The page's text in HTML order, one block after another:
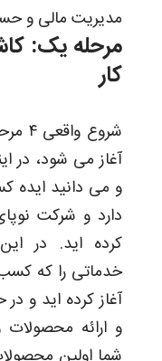
مدیریت مالی و
مرحله یک:
کار
آغاز می شود، در
و می دانید ایده
دارد و شرکت
کرده اید. در
خدماتی را که کسب
آغاز کرده اید و
و ارائه